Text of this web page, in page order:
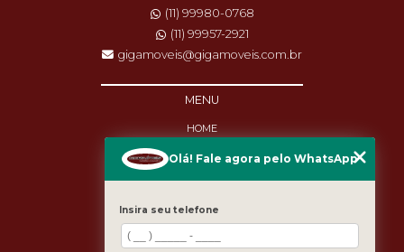
(11) 99980-0768
(11) 99957-2921
gigamoveis@gigamoveis.com.br
MENU
HOME
PRODUTOS
MANUTENÇÃO
CASES
Olá! Fale agora pelo WhatsApp
Insira seu telefone